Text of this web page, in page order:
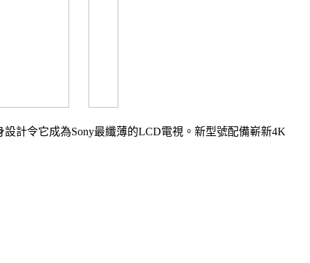
計令它成為Sony最纖薄的LCD電視。新型號配備嶄新4K